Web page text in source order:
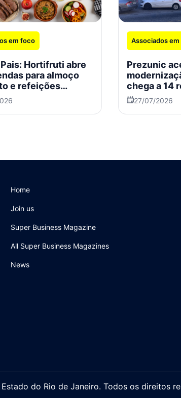
em foco
Hortifruti abre
para almoço
e refeições
Associados
Prezunic
chega a 14
no Rio em
27/07/2026
Home
Join us
Super Business Magazine
All Super Business Magazines
News
do Rio de Janeiro. Todos os direitos